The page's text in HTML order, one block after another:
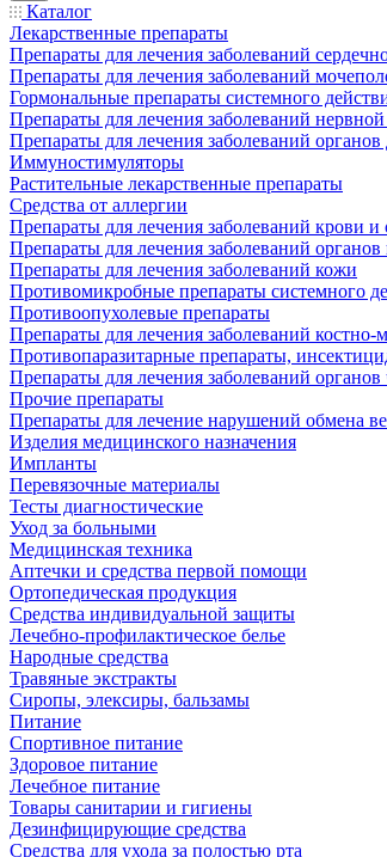
Каталог
Лекарственные препараты
Препараты для лечения заболеваний
Препараты для лечения заболеваний
Гормональные препараты системного
Препараты для лечения заболеваний
Препараты для лечения заболеваний
Иммуностимуляторы
Растительные лекарственные препараты
Средства от аллергии
Препараты для лечения заболеваний крови и
Препараты для лечения заболеваний
Препараты для лечения заболеваний кожи
Противомикробные препараты системного
Противоопухолевые препараты
Препараты для лечения заболеваний
Противопаразитарные препараты,
Препараты для лечения заболеваний органов
Прочие препараты
Препараты для лечение нарушений обмена
Изделия медицинского назначения
Импланты
Перевязочные материалы
Тесты диагностические
Уход за больными
Медицинская техника
Аптечки и средства первой помощи
Ортопедическая продукция
Средства индивидуальной защиты
Лечебно-профилактическое белье
Народные средства
Травяные экстракты
Сиропы, элексиры, бальзамы
Питание
Спортивное питание
Здоровое питание
Лечебное питание
Товары санитарии и гигиены
Дезинфицирующие средства
Средства для ухода за полостью рта